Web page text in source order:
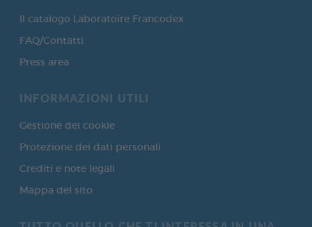
Il catalogo Laboratoire Francodex
FAQ/Contatti
Press area
INFORMAZIONI UTILI
Gestione dei cookie
Protezione dei dati personali
Crediti e note legali
Mappa del sito